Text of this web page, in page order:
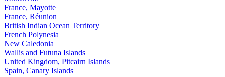
France, Mayotte
France, Réunion
British Indian Ocean Territory
French Polynesia
New Caledonia
Wallis and Futuna Islands
United Kingdom, Pitcairn Islands
Spain, Canary Islands